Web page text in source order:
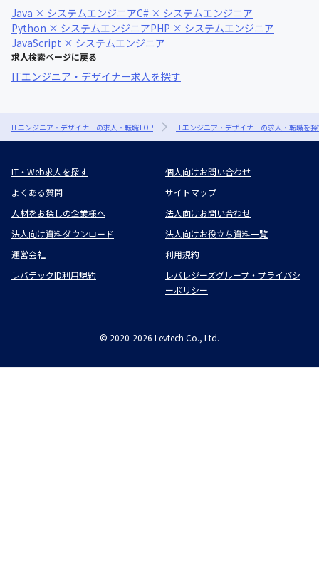
Java × システムエンジニアC# × システムエンジニア
Python × システムエンジニアPHP × システムエンジニア
JavaScript × システムエンジニア
求人検索ページに戻る
ITエンジニア・デザイナー求人を探す
ITエンジニア・デザイナーの求人・転職TOP ITエンジニア・デザイナーの求人・転職を
IT・Web求人を探す
個人向けお問い合わせ
よくある質問
サイトマップ
人材をお探しの企業様へ
法人向けお問い合わせ
法人向け資料ダウンロード
法人向けお役立ち資料一覧
運営会社
利用規約
レバテックID利用規約
レバレジーズグループ・プライバシ
ーポリシー
© 2020-2026 Levtech Co., Ltd.